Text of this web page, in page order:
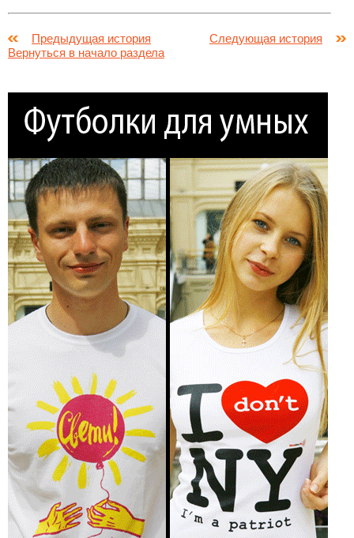
Предыдущая история
Следующая история
Вернуться в начало раздела